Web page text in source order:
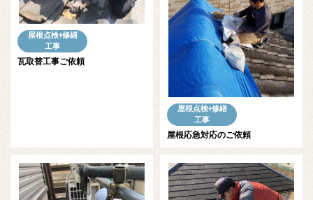
屋根点検+修繕
工事
瓦取替工事ご依頼
屋根点検+修繕
工事
屋根応急対応のご依頼